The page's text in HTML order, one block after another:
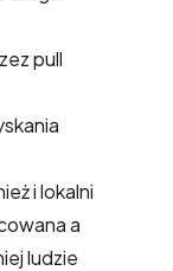
pull
i lokalni
a
ludzie